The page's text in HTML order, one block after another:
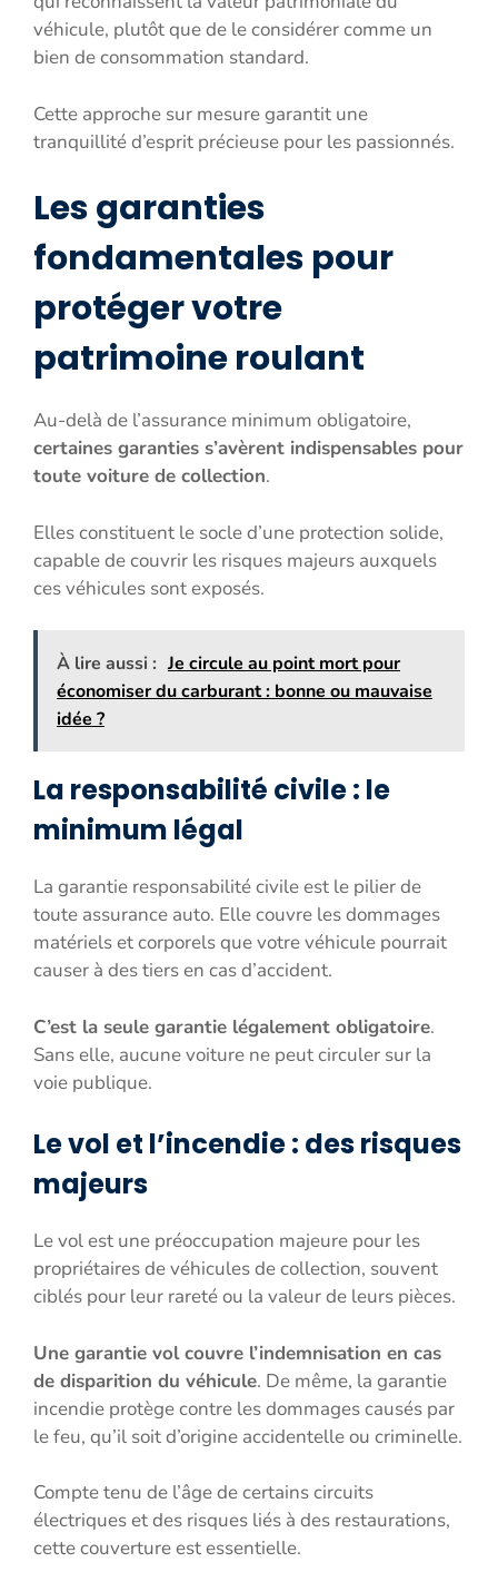
véhicule, plutôt que de le considérer comme un
bien de consommation standard.
Cette approche sur mesure garantit une
tranquillité d’esprit précieuse pour les passionnés.
Les garanties
fondamentales pour
protéger votre
patrimoine roulant
Au-delà de l’assurance minimum obligatoire,
certaines garanties s’avèrent indispensables pour
toute voiture de collection.
Elles constituent le socle d’une protection solide,
capable de couvrir les risques majeurs auxquels
ces véhicules sont exposés.
À lire aussi : Je circule au point mort pour
économiser du carburant : bonne ou mauvaise
idée ?
La responsabilité civile : le
minimum légal
La garantie responsabilité civile est le pilier de
toute assurance auto. Elle couvre les dommages
matériels et corporels que votre véhicule pourrait
causer à des tiers en cas d’accident.
C’est la seule garantie légalement obligatoire.
Sans elle, aucune voiture ne peut circuler sur la
voie publique.
Le vol et l’incendie : des risques
majeurs
Le vol est une préoccupation majeure pour les
propriétaires de véhicules de collection, souvent
ciblés pour leur rareté ou la valeur de leurs pièces.
Une garantie vol couvre l’indemnisation en cas
de disparition du véhicule. De même, la garantie
incendie protège contre les dommages causés par
le feu, qu’il soit d’origine accidentelle ou criminelle.
Compte tenu de l’âge de certains circuits
électriques et des risques liés à des restaurations,
cette couverture est essentielle.